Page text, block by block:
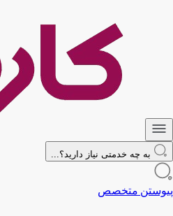
به چه خدمتی نیاز دارید؟...
پیوستن متخصص